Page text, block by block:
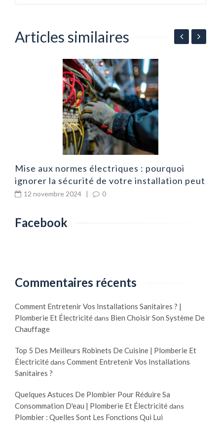
Articles similaires
Mise aux normes électriques : pourquoi
ignorer la sécurité de votre installation peut
coûter bien plus cher que vous ne le
12 novembre 2024 | 0
Facebook
Commentaires récents
Comment Entretenir Vos Installations Sanitaires ? |
Plomberie Et Électricitédans Bien Choisir Son Système De
Chauffage
Top 5 Des Meilleurs Robinets De Cuisine | Plomberie Et
Électricitédans Comment Entretenir Vos Installations
Sanitaires ?
Quelques Astuces De Plombier Pour Réduire Sa
Consommation D'eau | Plomberie Et Électricitédans
Plombier : Quelles Sont Les Fonctions Qui Lui